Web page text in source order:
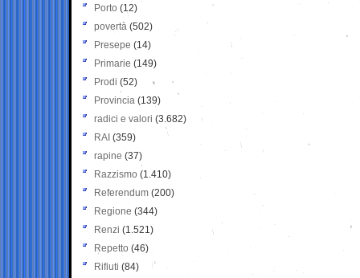
Porto (12)
povertà (502)
Presepe (14)
Primarie (149)
Prodi (52)
Provincia (139)
radici e valori (3.682)
RAI (359)
rapine (37)
Razzismo (1.410)
Referendum (200)
Regione (344)
Renzi (1.521)
Repetto (46)
Rifiuti (84)